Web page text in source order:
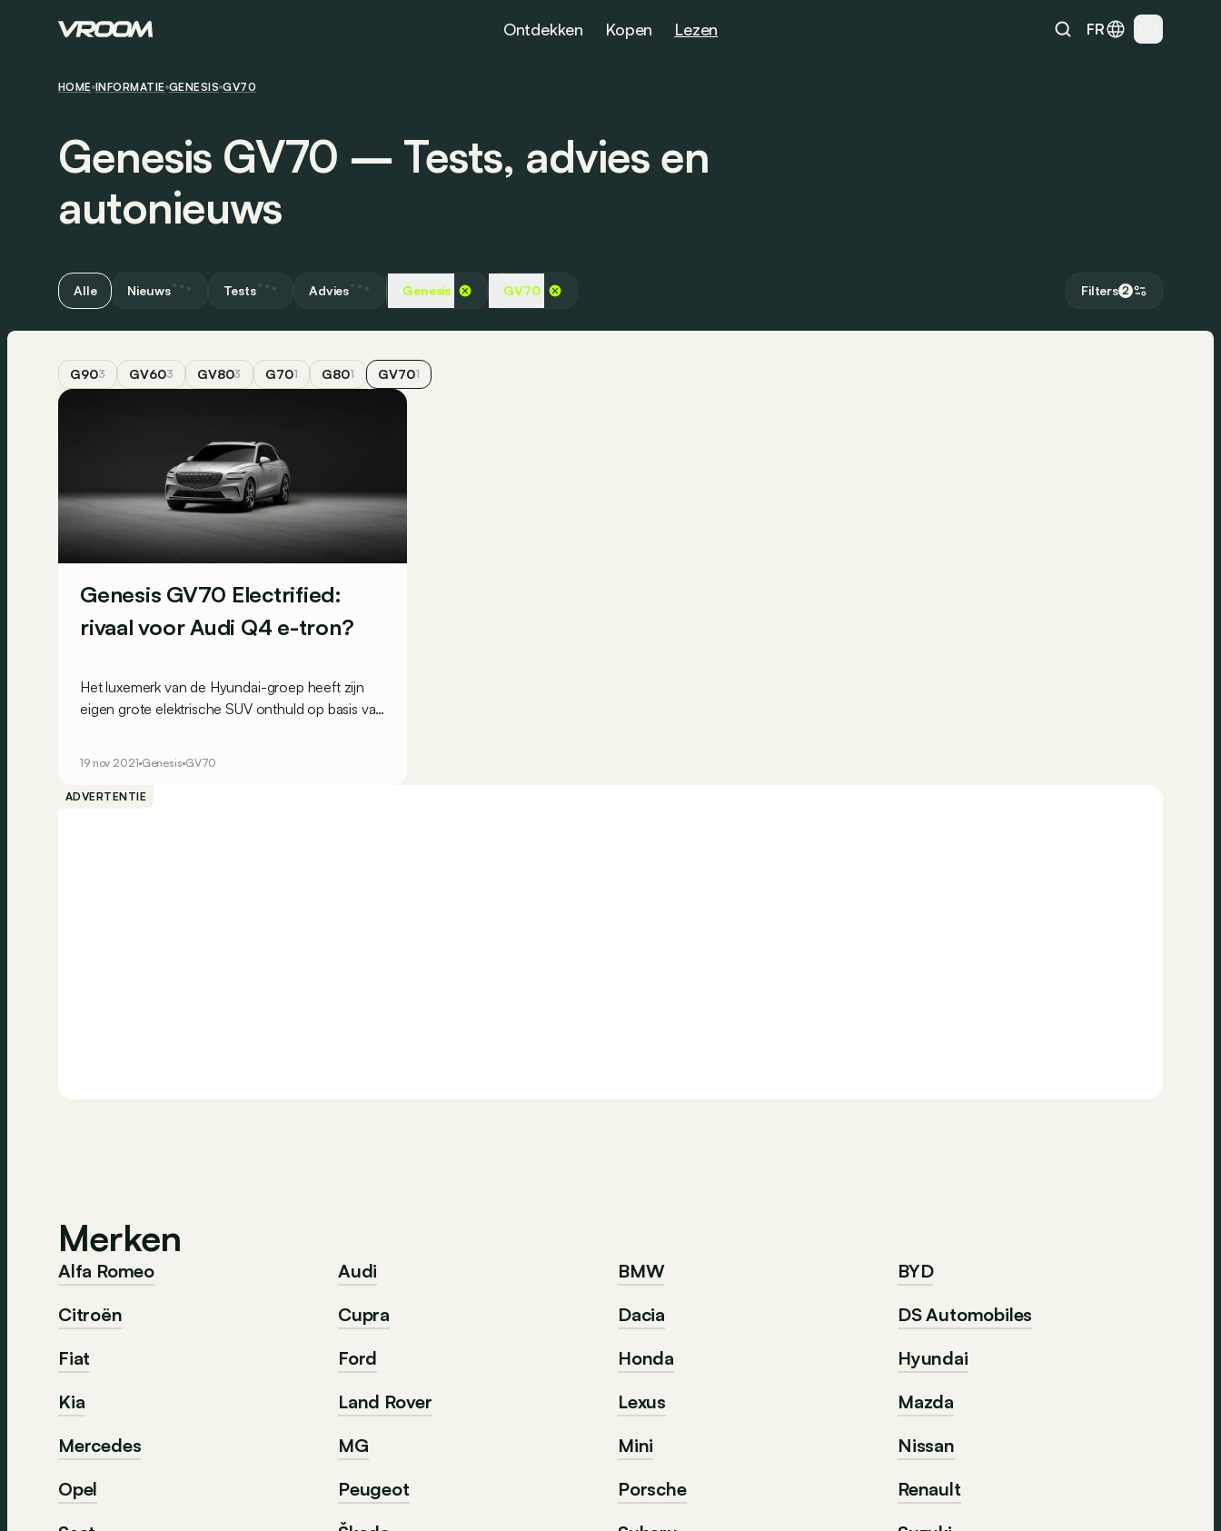
Ontdekken Kopen Lezen FR
HOME INFORMATIE GENESIS GV70
Genesis GV70 ― Tests, advies en
autonieuws
Alle Nieuws Tests Advies Genesis GV70 Filters 2
G903 GV603 GV803 G701 G801 GV701
Genesis GV70 Electrified:
rivaal voor Audi Q4 e-tron?
Het luxemerk van de Hyundai-groep heeft zijn
eigen grote elektrische SUV onthuld op basis van
19 nov 2021 Genesis GV70
ADVERTENTIE
Merken
Alfa Romeo Audi BMW
BYD
Citroën
Cupra Dacia
DS Automobiles
Fiat
Ford Honda
Hyundai
Kia
Land Rover Lexus
Mazda
Mercedes
MG Mini
Nissan
Opel
Peugeot Porsche
Renault